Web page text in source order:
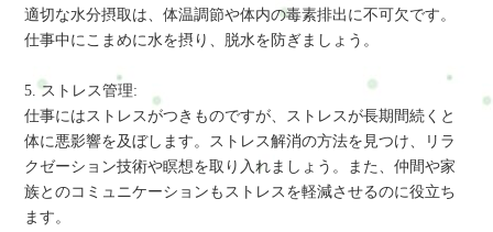
適切な水分摂取は、体温調節や体内の毒素排出に不可欠です。
仕事中にこまめに水を摂り、脱水を防ぎましょう。
5. ストレス管理:
仕事にはストレスがつきものですが、ストレスが長期間続くと
体に悪影響を及ぼします。ストレス解消の方法を見つけ、リラ
クゼーション技術や瞑想を取り入れましょう。また、仲間や家
族とのコミュニケーションもストレスを軽減させるのに役立ち
ます。